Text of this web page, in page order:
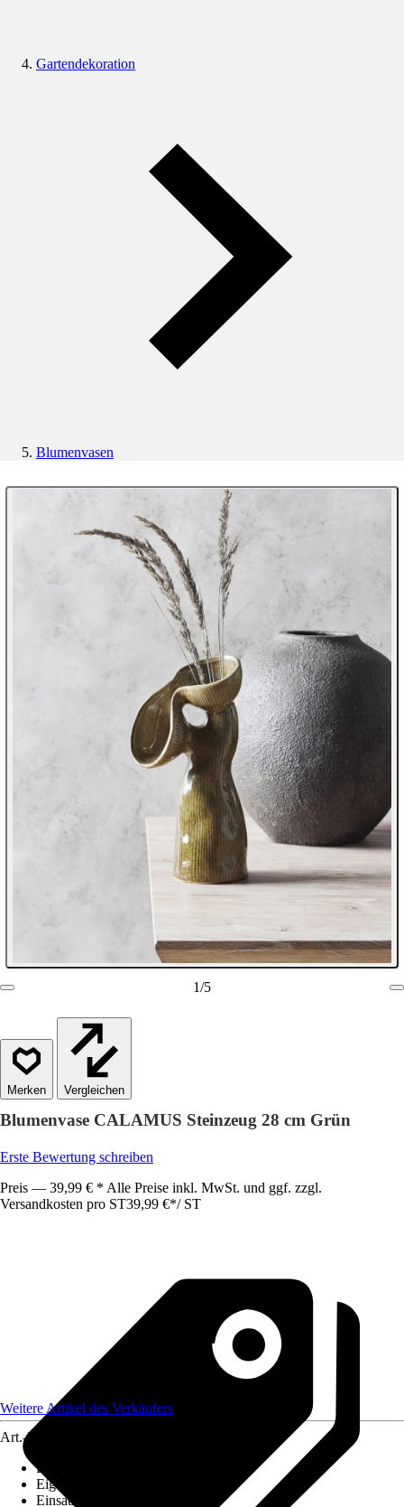
Gartendekoration
Blumenvasen
1/5
Vergleichen
Blumenvase CALAMUS Steinzeug 28 cm Grün
Erste Bewertung schreiben
Preis — 39,99 € * Alle Preise inkl. MwSt. und ggf. zzgl.
Versandkosten pro ST39,99 €*/ ST
Weitere Artikel des Verkäufers
Art.-Nr.
Bodenloch
Eigenschaft
Einsatzbereich